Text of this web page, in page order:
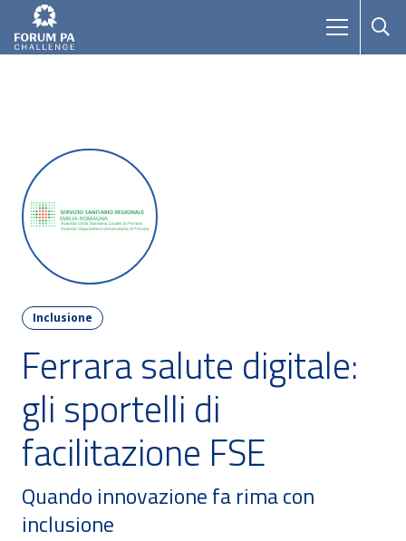
Inclusione
Ferrara salute digitale:
gli sportelli di
facilitazione FSE
Quando innovazione fa rima con
inclusione